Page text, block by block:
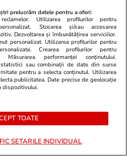
pentru a adăuga
dialogului.
prelucrăm datele pentru a oferi:
Utilizarea profilurilor pentru
Stocarea și/sau accesarea
Dezvoltarea și îmbunătățirea serviciilor.
personalizat. Utilizarea profilurilor pentru
Crearea profilurilor pentru
Măsurarea performanței conținutului.
sau combinații de date din surse
pentru a selecta conținutul. Utilizarea
publicitatea. Date precise de geolocație
dispozitivului.
TOATE
SETARILE INDIVIDUAL